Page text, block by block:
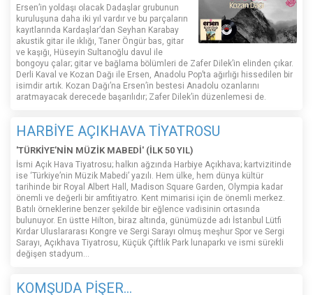
Ersen’in yoldaşı olacak Dadaşlar grubunun
kuruluşuna daha iki yıl vardır ve bu parçaların
kayıtlarında Kardaşlar’dan Seyhan Karabay
akustik gitar ile ıklığı, Taner Öngür bas, gitar
ve kaşığı, Hüseyin Sultanoğlu davul ile
bongoyu çalar; gitar ve bağlama bölümleri de Zafer Dilek’in elinden çıkar.
Derli Kaval ve Kozan Dağı ile Ersen, Anadolu Pop’ta ağırlığı hissedilen bir
isimdir artık. Kozan Dağı’na Ersen’in bestesi Anadolu ozanlarını
aratmayacak derecede başarılıdır; Zafer Dilek’in düzenlemesi de.
HARBİYE AÇIKHAVA TİYATROSU
'TÜRKİYE'NİN MÜZİK MABEDİ' (İLK 50 YIL)
İsmi Açık Hava Tiyatrosu; halkın ağzında Harbiye Açıkhava; kartvizitinde
ise ‘Türkiye’nin Müzik Mabedi’ yazılı. Hem ülke, hem dünya kültür
tarihinde bir Royal Albert Hall, Madison Square Garden, Olympia kadar
önemli ve değerli bir amfitiyatro. Kent mimarisi için de önemli merkez.
Batılı örneklerine benzer şekilde bir eğlence vadisinin ortasında
bulunuyor. En üstte Hilton, biraz altında, günümüzde adı İstanbul Lütfi
Kırdar Uluslararası Kongre ve Sergi Sarayı olmuş meşhur Spor ve Sergi
Sarayı, Açıkhava Tiyatrosu, Küçük Çiftlik Park lunaparkı ve ismi sürekli
değişen stadyum…
KOMŞUDA PİŞER...